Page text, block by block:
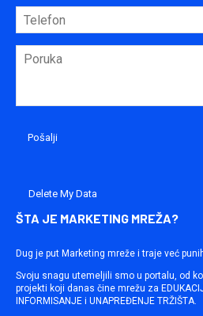
Delete My Data
ŠTA JE MARKETING MREŽA?
Dug je put Marketing mreže i traje već
Svoju snagu utemeljili smo u portalu, od
projekti koji danas čine mrežu za
INFORMISANJE i UNAPREĐENJE TRŽIŠTA.